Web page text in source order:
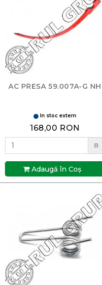
AC PRESA 59.007A-G NH
In stoc extern
168,00 RON
B
Adaugă în Coş